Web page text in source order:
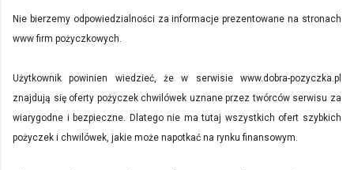
Nie bierzemy odpowiedzialności za informacje prezentowane na stronach
www firm pożyczkowych.
Użytkownik powinien wiedzieć, że w serwisie www.dobra-pozyczka.pl
znajdują się oferty pożyczek chwilówek uznane przez twórców serwisu za
wiarygodne i bezpieczne. Dlatego nie ma tutaj wszystkich ofert szybkich
pożyczek i chwilówek, jakie może napotkać na rynku finansowym.